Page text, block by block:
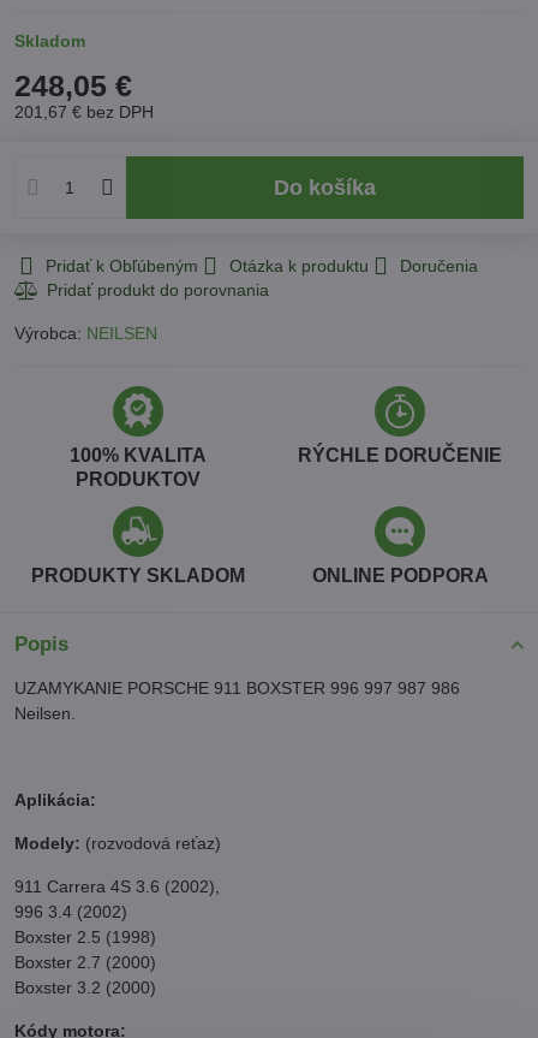
Skladom
248,05 €
201,67 € bez DPH
Do košíka
Pridať k Obľúbeným Otázka k produktu Doručenia
Výrobca: NEILSEN
100% KVALITA
PRODUKTOV
RÝCHLE DORUČENIE
PRODUKTY SKLADOM ONLINE PODPORA
Popis
UZAMYKANIE PORSCHE 911 BOXSTER 996 997 987 986
Neilsen.
Aplikácia:
Modely: (rozvodová reťaz)
911 Carrera 4S 3.6 (2002),
996 3.4 (2002)
Boxster 2.5 (1998)
Boxster 2.7 (2000)
Boxster 3.2 (2000)
Kódy motora: